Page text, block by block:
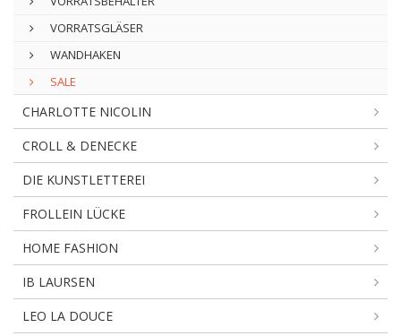
VORRATSGLÄSER
WANDHAKEN
SALE
CHARLOTTE NICOLIN
CROLL & DENECKE
DIE KUNSTLETTEREI
FROLLEIN LÜCKE
HOME FASHION
IB LAURSEN
LEO LA DOUCE